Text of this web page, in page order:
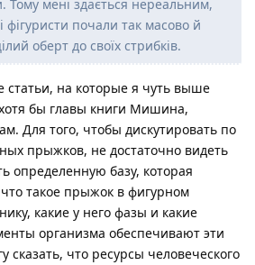
Тому мені здається нереальним,
фігуристи почали так масово й
оберт до своїх стрибків.
статьи, на которые я чуть выше
бы главы книги Мишина,
Для того, чтобы дискутировать по
прыжков, не достаточно видеть
определенную базу, которая
такое прыжок в фигурном
какие у него фазы и какие
организма обеспечивают эти
сказать, что ресурсы человеческого